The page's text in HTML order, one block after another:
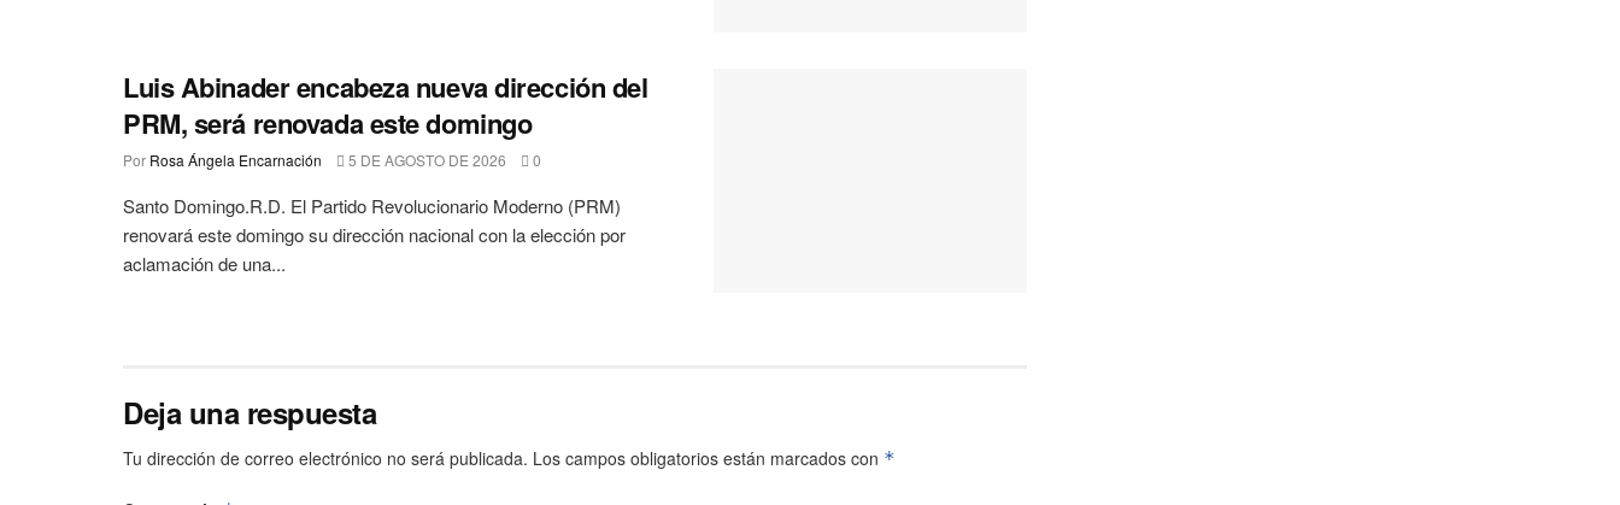
Luis Abinader encabeza nueva dirección del
PRM, será renovada este domingo
Por Rosa Ángela Encarnación 5 DE AGOSTO DE 2026 0
Santo Domingo.R.D. El Partido Revolucionario Moderno (PRM)
renovará este domingo su dirección nacional con la elección por
aclamación de una...
Deja una respuesta
Tu dirección de correo electrónico no será publicada. Los campos obligatorios están marcados con *